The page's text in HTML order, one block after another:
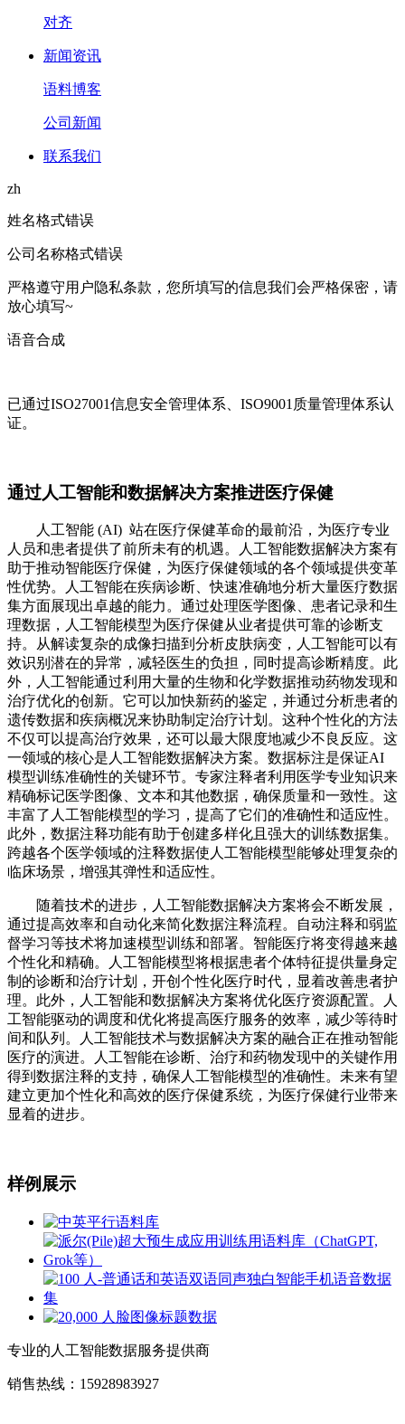
对齐
新闻资讯
语料博客
公司新闻
联系我们
zh
姓名格式错误
公司名称格式错误
严格遵守用户隐私条款，您所填写的信息我们会严格保密，请
放心填写~
语音合成
已通过ISO27001信息安全管理体系、ISO9001质量管理体系认
证。
通过人工智能和数据解决方案推进医疗保健
人工智能 (AI) 站在医疗保健革命的最前沿，为医疗专业
人员和患者提供了前所未有的机遇。人工智能数据解决方案有
助于推动智能医疗保健，为医疗保健领域的各个领域提供变革
性优势。人工智能在疾病诊断、快速准确地分析大量医疗数据
集方面展现出卓越的能力。通过处理医学图像、患者记录和生
理数据，人工智能模型为医疗保健从业者提供可靠的诊断支
持。从解读复杂的成像扫描到分析皮肤病变，人工智能可以有
效识别潜在的异常，减轻医生的负担，同时提高诊断精度。此
外，人工智能通过利用大量的生物和化学数据推动药物发现和
治疗优化的创新。它可以加快新药的鉴定，并通过分析患者的
遗传数据和疾病概况来协助制定治疗计划。这种个性化的方法
不仅可以提高治疗效果，还可以最大限度地减少不良反应。这
一领域的核心是人工智能数据解决方案。数据标注是保证AI
模型训练准确性的关键环节。专家注释者利用医学专业知识来
精确标记医学图像、文本和其他数据，确保质量和一致性。这
丰富了人工智能模型的学习，提高了它们的准确性和适应性。
此外，数据注释功能有助于创建多样化且强大的训练数据集。
跨越各个医学领域的注释数据使人工智能模型能够处理复杂的
临床场景，增强其弹性和适应性。
随着技术的进步，人工智能数据解决方案将会不断发展，
通过提高效率和自动化来简化数据注释流程。自动注释和弱监
督学习等技术将加速模型训练和部署。智能医疗将变得越来越
个性化和精确。人工智能模型将根据患者个体特征提供量身定
制的诊断和治疗计划，开创个性化医疗时代，显着改善患者护
理。此外，人工智能和数据解决方案将优化医疗资源配置。人
工智能驱动的调度和优化将提高医疗服务的效率，减少等待时
间和队列。人工智能技术与数据解决方案的融合正在推动智能
医疗的演进。人工智能在诊断、治疗和药物发现中的关键作用
得到数据注释的支持，确保人工智能模型的准确性。未来有望
建立更加个性化和高效的医疗保健系统，为医疗保健行业带来
显着的进步。
样例展示
专业的人工智能数据服务提供商
销售热线：15928983927